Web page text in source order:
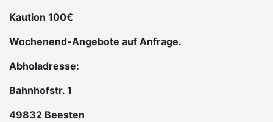
Kaution 100€
Wochenend-Angebote auf Anfrage.
Abholadresse:
Bahnhofstr. 1
49832 Beesten